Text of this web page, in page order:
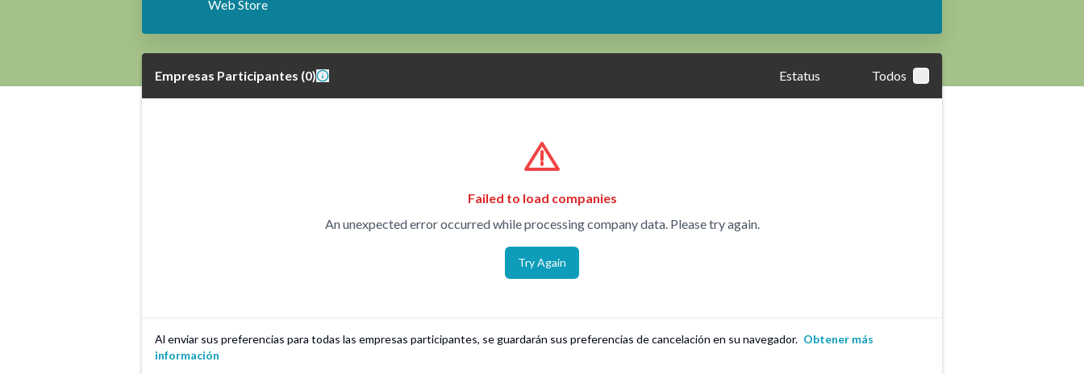
Empresas Participantes (0) Estatus Todos
Failed to load companies
An unexpected error occurred while processing company data. Please try again.
Try Again
Al enviar sus preferencias para todas las empresas participantes, se guardarán sus preferencias de cancelación en su navegador. Obtener más
información